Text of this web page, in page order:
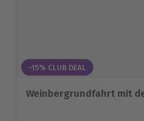
-15% CLUB DEAL
Weinbergrundfahrt mit